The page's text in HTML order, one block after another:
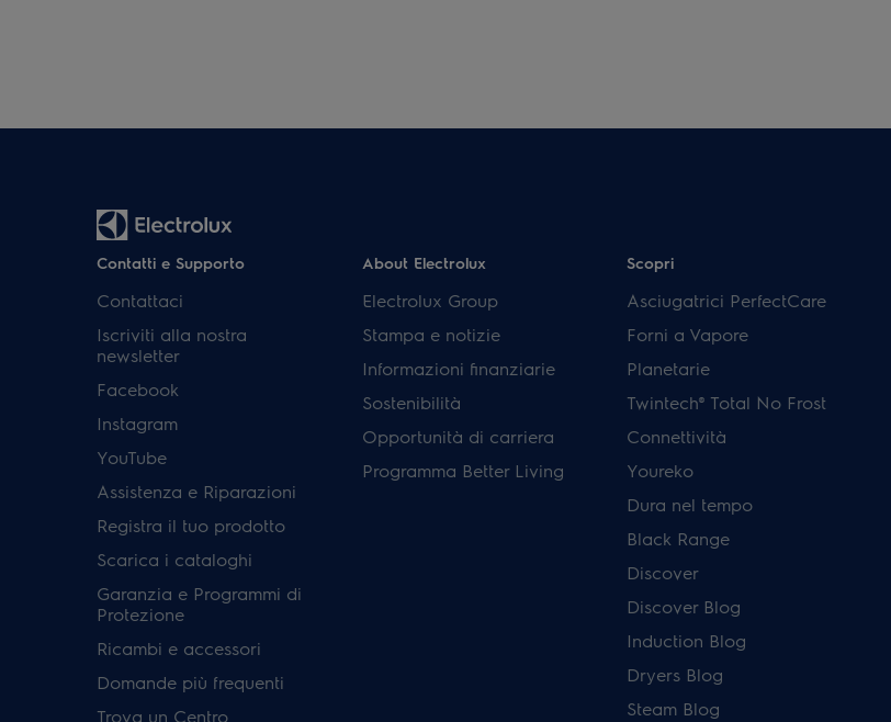
Contatti e Supporto
Contattaci
Iscriviti alla nostra
newsletter
Facebook
Instagram
YouTube
Assistenza e Riparazioni
Registra il tuo prodotto
Scarica i cataloghi
Garanzia e Programmi di
Protezione
Ricambi e accessori
Domande più frequenti
Trova un Centro
About Electrolux
Electrolux Group
Stampa e notizie
Informazioni finanziarie
Sostenibilità
Opportunità di carriera
Programma Better Living
Scopri
Asciugatrici PerfectCare
Forni a Vapore
Planetarie
Twintech® Total No Frost
Connettività
Youreko
Dura nel tempo
Black Range
Discover
Discover Blog
Induction Blog
Dryers Blog
Steam Blog